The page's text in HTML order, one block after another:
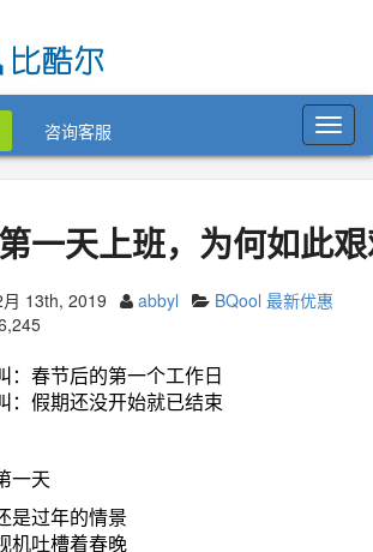
咨询客服
一天上班，为何如此
13th, 2019 abbyl
BQool 最新优惠
：春节后的第一个工作日
：假期还没开始就已结束
一天
是过年的情景
机吐槽着春晚